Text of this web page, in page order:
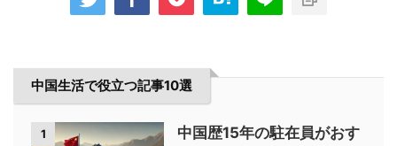
中国生活で役立つ記事10選
1
中国歴15年の駐在員がおす